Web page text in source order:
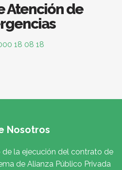
Atención de
18 08 18
Nosotros
la ejecución del contrato de
de Alianza Público Privada